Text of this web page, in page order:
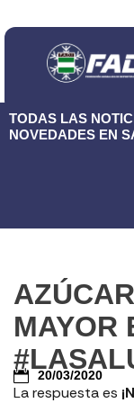
TODAS LAS
NOVEDADES EN
MAYOR
20/03/2020
La respuesta es